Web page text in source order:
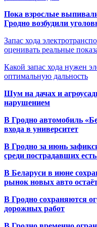
Пока взрослые
Гродно возбудили
Запас хода
оценивать реальные
Какой запас хода нужен
оптимальную дальность
Шум на дачах и
нарушением
В Гродно автомобиль
входа в университет
В Гродно за июнь
среди пострадавших
В Беларуси в июне
рынок новых авто
В Гродно сохраняются
дорожных работ